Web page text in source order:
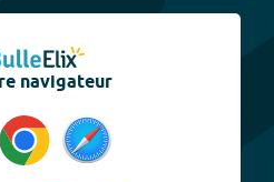
navigateur